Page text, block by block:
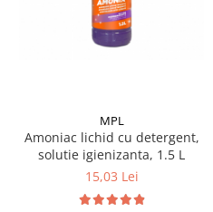
MPL
Amoniac lichid cu detergent,
solutie igienizanta, 1.5 L
15,03 Lei